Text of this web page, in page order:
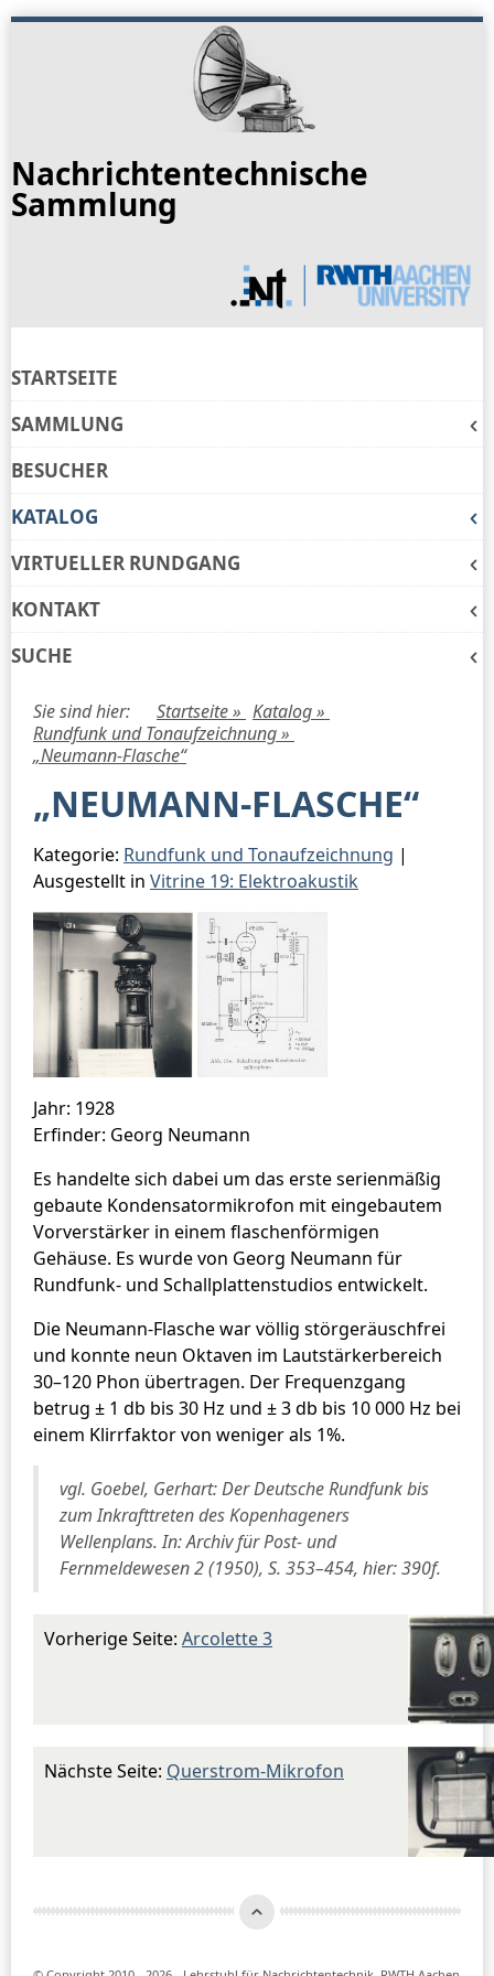
content
Nachrichtentechnische
Sammlung
STARTSEITE
SAMMLUNG
BESUCHER
KATALOG
VIRTUELLER RUNDGANG
KONTAKT
SUCHE
Sie sind hier: Startseite » Katalog »
Rundfunk und Tonaufzeichnung »
„Neumann-Flasche“
„NEUMANN-FLASCHE“
Kategorie: Rundfunk und Tonaufzeichnung |
Ausgestellt in Vitrine 19: Elektroakustik
Jahr: 1928
Erfinder: Georg Neumann
Es handelte sich dabei um das erste serienmäßig
gebaute Kondensatormikrofon mit eingebautem
Vorverstärker in einem flaschenförmigen
Gehäuse. Es wurde von Georg Neumann für
Rundfunk- und Schallplattenstudios entwickelt.
Die Neumann-Flasche war völlig störgeräuschfrei
und konnte neun Oktaven im Lautstärkerbereich
30–120 Phon übertragen. Der Frequenzgang
betrug ± 1 db bis 30 Hz und ± 3 db bis 10 000 Hz bei
einem Klirrfaktor von weniger als 1%.
vgl. Goebel, Gerhart: Der Deutsche Rundfunk bis
zum Inkrafttreten des Kopenhageners
Wellenplans. In: Archiv für Post- und
Fernmeldewesen 2 (1950), S. 353–454, hier: 390f.
Vorherige Seite: Arcolette 3
Nächste Seite: Querstrom-Mikrofon